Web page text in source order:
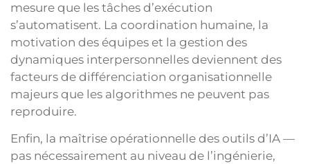
mesure que les tâches d’exécution
s’automatisent. La coordination humaine, la
motivation des équipes et la gestion des
dynamiques interpersonnelles deviennent des
facteurs de différenciation organisationnelle
majeurs que les algorithmes ne peuvent pas
reproduire.
Enfin, la maîtrise opérationnelle des outils d’IA —
pas nécessairement au niveau de l’ingénierie,